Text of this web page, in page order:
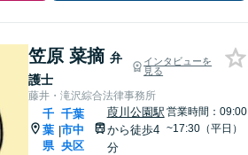
笠原 菜摘 弁
護士
インタビューを
見る
藤井・滝沢綜合法律事務所
千
葉
県
|
千葉
市中
央区
葭川公園駅
から徒歩4
分
営業時間：09:00
~17:30（平日）